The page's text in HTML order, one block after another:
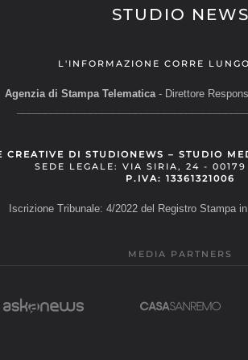
STUDIO NEWS
L'INFORMAZIONE CORRE
Agenzia di Stampa Telematica- Direttore
CREATIVE DI STUDIONEWS – STUDIO
SEDE LEGALE: VIA SIRIA, 24 -
P.IVA: 13361321006
Iscrizione Tribunale: 4/2022 del Registro Stampa
MEDIA PARTNERS